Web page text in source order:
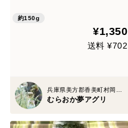
約150g
¥1,350
送料 ¥702
むらおか夢アグリ